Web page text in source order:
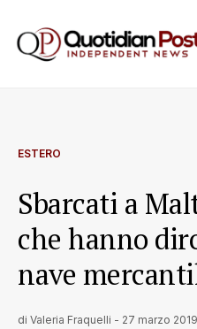
ESTERO
Sbarcati a
che hanno
nave
di Valeria Fraquelli - 27 marzo 2019